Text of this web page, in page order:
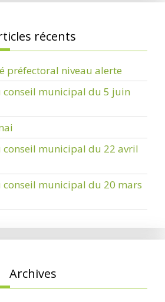
récents
préfectoral niveau alerte
conseil municipal du 5 juin
municipal du 22 avril
municipal du 20 mars
Archives